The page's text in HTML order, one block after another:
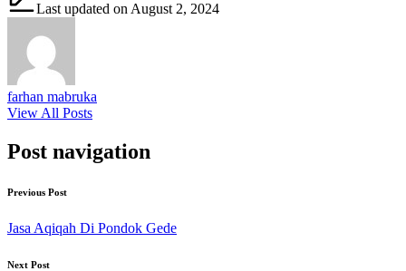
Last updated on August 2, 2024
farhan mabruka
View All Posts
Post navigation
Previous Post
Jasa Aqiqah Di Pondok Gede
Next Post